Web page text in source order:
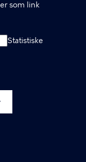
som link
Statistiske